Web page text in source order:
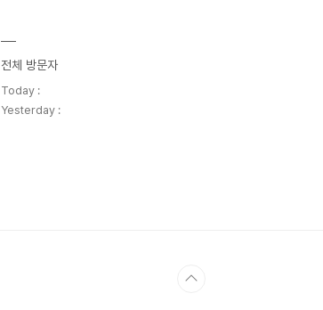
전체 방문자
Today :
Yesterday :